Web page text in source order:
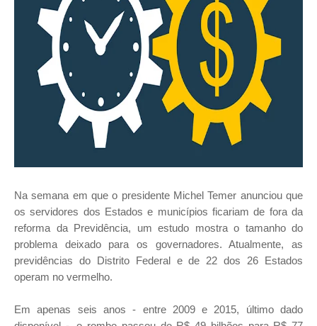
Na semana em que o presidente Michel Temer anunciou que
os servidores dos Estados e municípios ficariam de fora da
reforma da Previdência, um estudo mostra o tamanho do
problema deixado para os governadores. Atualmente, as
previdências do Distrito Federal e de 22 dos 26 Estados
operam no vermelho.
Em apenas seis anos - entre 2009 e 2015, último dado